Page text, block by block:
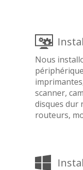
Nous
scanner,
disques dur
routeurs,